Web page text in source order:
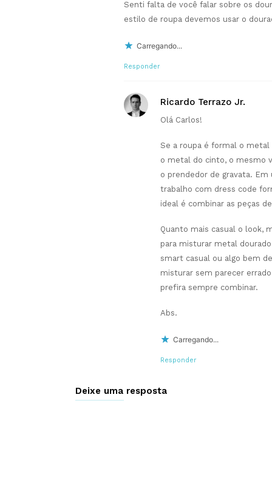
Senti falta de você falar sobre os
estilo de roupa devemos usar o
Carregando...
Responder
Ricardo Terrazo Jr.
Olá Carlos!
Se a roupa é formal o
o metal do cinto, o mesmo
o prendedor de gravata.
trabalho com dress code
ideal é combinar as peças
Quanto mais casual o look,
para misturar metal
smart casual ou algo bem
misturar sem parecer
prefira sempre combinar.
Abs.
Carregando...
Responder
Deixe uma resposta